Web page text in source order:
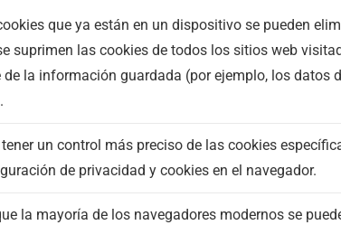
que ya están en un dispositivo se pueden
suprimen las cookies de todos los sitios web
de la información guardada (por ejemplo, los datos
un control más preciso de las cookies
de privacidad y cookies en el navegador.
la mayoría de los navegadores modernos se